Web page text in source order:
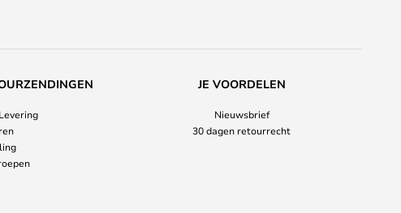
JE VOORDELEN
Nieuwsbrief
30 dagen retourrecht